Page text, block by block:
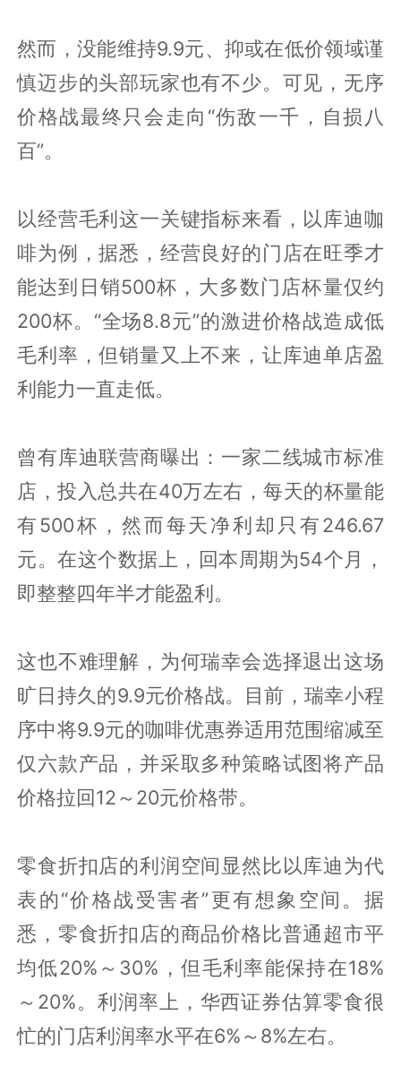
然而，没能维持9.9元、抑或在低价领域谨
慎迈步的头部玩家也有不少。可见，无序
价格战最终只会走向“伤敌一千，自损八
百”。
以经营毛利这一关键指标来看，以库迪咖
啡为例，据悉，经营良好的门店在旺季才
能达到日销500杯，大多数门店杯量仅约
200杯。“全场8.8元”的激进价格战造成低
毛利率，但销量又上不来，让库迪单店盈
利能力一直走低。
曾有库迪联营商曝出：一家二线城市标准
店，投入总共在40万左右，每天的杯量能
有500杯，然而每天净利却只有246.67
元。在这个数据上，回本周期为54个月，
即整整四年半才能盈利。
这也不难理解，为何瑞幸会选择退出这场
旷日持久的9.9元价格战。目前，瑞幸小程
序中将9.9元的咖啡优惠券适用范围缩减至
仅六款产品，并采取多种策略试图将产品
价格拉回12～20元价格带。
零食折扣店的利润空间显然比以库迪为代
表的“价格战受害者”更有想象空间。据
悉，零食折扣店的商品价格比普通超市平
均低20%～30%，但毛利率能保持在18%
～20%。利润率上，华西证券估算零食很
忙的门店利润率水平在6%～8%左右。